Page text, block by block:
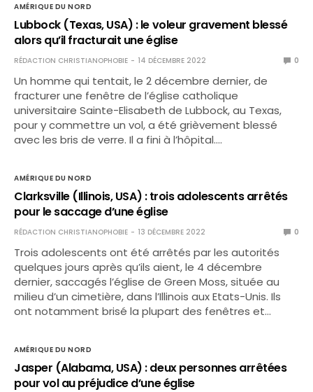
AMÉRIQUE DU NORD
Lubbock (Texas, USA) : le voleur gravement blessé
alors qu’il fracturait une église
RÉDACTION CHRISTIANOPHOBIE 14 DÉCEMBRE 2022 0
Un homme qui tentait, le 2 décembre dernier, de
fracturer une fenêtre de l’église catholique
universitaire Sainte-Elisabeth de Lubbock, au Texas,
pour y commettre un vol, a été grièvement blessé
avec les bris de verre. Il a fini à l’hôpital.…
AMÉRIQUE DU NORD
Clarksville (Illinois, USA) : trois adolescents arrêtés
pour le saccage d’une église
RÉDACTION CHRISTIANOPHOBIE 13 DÉCEMBRE 2022 0
Trois adolescents ont été arrêtés par les autorités
quelques jours après qu’ils aient, le 4 décembre
dernier, saccagés l’église de Green Moss, située au
milieu d’un cimetière, dans l’Illinois aux Etats-Unis. Ils
ont notamment brisé la plupart des fenêtres et…
AMÉRIQUE DU NORD
Jasper (Alabama, USA) : deux personnes arrêtées
pour vol au préjudice d’une église